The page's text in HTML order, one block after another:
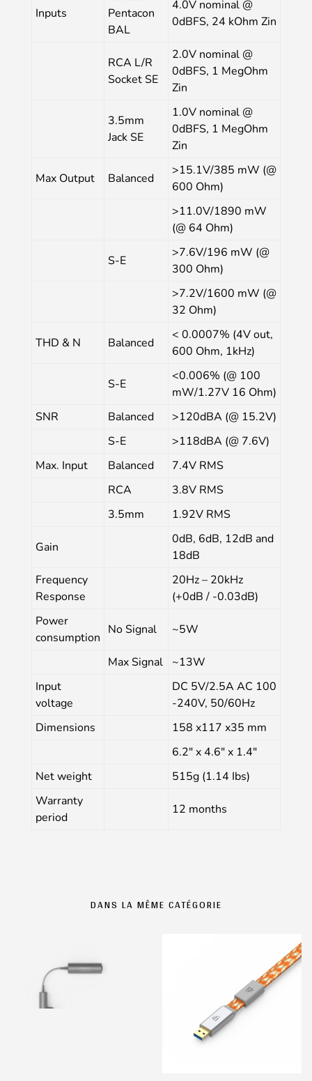
Inputs
Pentacon
BAL
4.0V nominal @
0dBFS, 24 kOhm Zin
RCA L/R
Socket SE
2.0V nominal @
0dBFS, 1 MegOhm
Zin
3.5mm
Jack SE
1.0V nominal @
0dBFS, 1 MegOhm
Zin
Max Output Balanced
>15.1V/385 mW (@
600 Ohm)
>11.0V/1890 mW
(@ 64 Ohm)
S-E
>7.6V/196 mW (@
300 Ohm)
>7.2V/1600 mW (@
32 Ohm)
THD & N Balanced
< 0.0007% (4V out,
600 Ohm, 1kHz)
S-E
<0.006% (@ 100
mW/1.27V 16 Ohm)
SNR
Balanced
>120dBA (@ 15.2V)
S-E
>118dBA (@ 7.6V)
Max. Input
Balanced
7.4V RMS
RCA
3.8V RMS
3.5mm
1.92V RMS
Gain
0dB, 6dB, 12dB and
18dB
Frequency
Response
20Hz – 20kHz
(+0dB / -0.03dB)
Power
consumption
No Signal ~5W
Max Signal
~13W
Input
voltage
DC 5V/2.5A AC 100
-240V, 50/60Hz
Dimensions
158 x117 x35 mm
6.2″ x 4.6″ x 1.4″
Net weight
515g (1.14 Ibs)
Warranty
period
12 months
DANS LA MÊME CATÉGORIE